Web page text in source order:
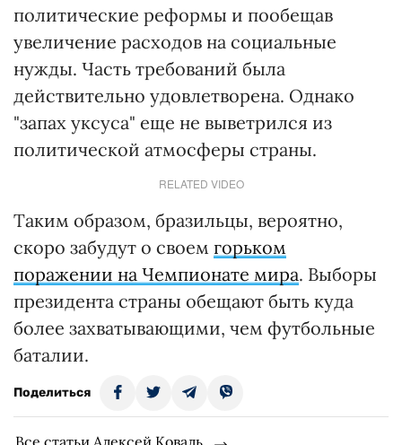
политические реформы и пообещав
увеличение расходов на социальные
нужды. Часть требований была
действительно удовлетворена. Однако
"запах уксуса" еще не выветрился из
политической атмосферы страны.
RELATED VIDEO
Таким образом, бразильцы, вероятно,
скоро забудут о своем горьком
поражении на Чемпионате мира. Выборы
президента страны обещают быть куда
более захватывающими, чем футбольные
баталии.
Поделиться
Все статьи Алексей Коваль